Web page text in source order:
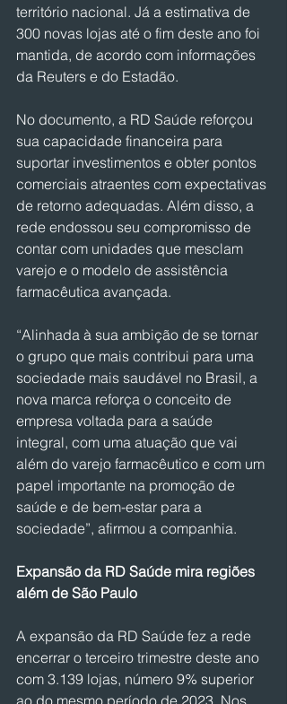
território nacional. Já a estimativa de
300 novas lojas até o fim deste ano foi
mantida, de acordo com informações
da Reuters e do Estadão.
No documento, a RD Saúde reforçou
sua capacidade financeira para
suportar investimentos e obter pontos
comerciais atraentes com expectativas
de retorno adequadas. Além disso, a
rede endossou seu compromisso de
contar com unidades que mesclam
varejo e o modelo de assistência
farmacêutica avançada.
“Alinhada à sua ambição de se tornar
o grupo que mais contribui para uma
sociedade mais saudável no Brasil, a
nova marca reforça o conceito de
empresa voltada para a saúde
integral, com uma atuação que vai
além do varejo farmacêutico e com um
papel importante na promoção de
saúde e de bem-estar para a
sociedade”, afirmou a companhia.
Expansão da RD Saúde mira regiões
além de São Paulo
A expansão da RD Saúde fez a rede
encerrar o terceiro trimestre deste ano
com 3.139 lojas, número 9% superior
ao do mesmo período de 2023. Nos